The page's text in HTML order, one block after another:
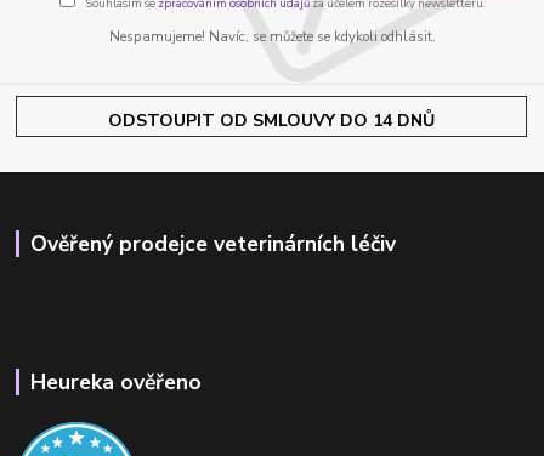
Nespamujeme! Navíc, se můžete se kdykoli odhlásit.
ODSTOUPIT OD SMLOUVY DO 14 DNŮ
Ověřený prodejce veterinárních léčiv
Heureka ověřeno